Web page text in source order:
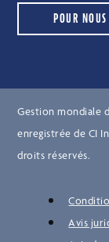
POUR
Gestion mondiale
enregistrée de CI
droits réservés.
Avis